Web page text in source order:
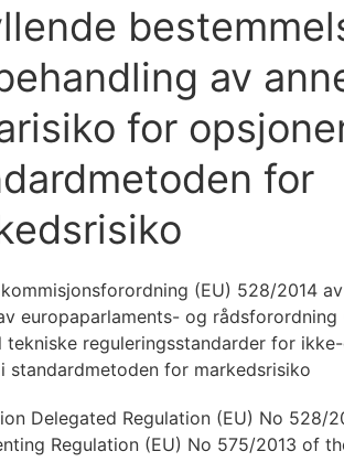
av
for
for
(EU) 528/2014
europaparlaments- og rådsforordning
tekniske reguleringsstandarder for
standardmetoden for markedsrisiko
Delegated Regulation (EU) No 528/
Regulation (EU) No 575/2013 of